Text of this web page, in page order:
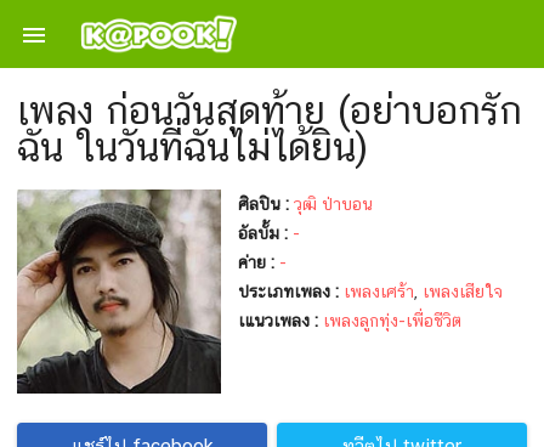

เพลง ก่อนวันสุดท้าย (อย่าบอกรัก
ฉัน ในวันที่ฉันไม่ได้ยิน)
ศิลปิน : วุฒิ ป่าบอน
อัลบั้ม : -
ค่าย : -
ประเภทเพลง : เพลงเศร้า เพลงเสียใจ
เแนวเพลง : เพลงลูกทุ่ง-เพื่อชีวิต